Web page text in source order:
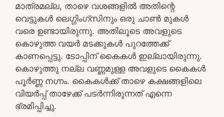
മാത്രമല്ല, താഴെ വശങ്ങളില്‍ അതിന്റെ
വെട്ടുകള്‍ ലെഗ്ഗിംഗ്സിനും ഒരു ചാണ്‍ മുകള്‍
വരെ ഉണ്ടായിരുന്നു. അതിലൂടെ അവളുടെ
കൊഴുത്ത വയര്‍ മടക്കുകള്‍ പുറത്തേക്ക്
കാണപ്പെട്ടു. ടോപ്പിന് കൈകള്‍ ഇല്ലായിരുന്നു.
കൊഴുത്തു നല്ല വണ്ണമുള്ള അവളുടെ കൈകള്‍
പൂര്‍ണ്ണ നഗ്നം. കൈകള്‍ക്ക് താഴെ കക്ഷങ്ങളിലെ
വിയര്‍പ്പ് താഴേക്ക് പടര്‍ന്നിരുന്നത് എന്നെ
ഭ്രമിപ്പിച്ചു.